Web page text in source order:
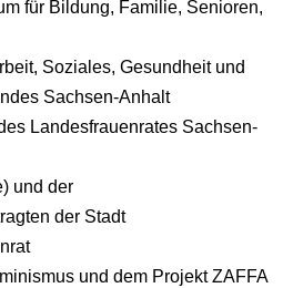
für Bildung, Familie, Senioren,
Soziales, Gesundheit und
Sachsen-Anhalt
Landesfrauenrates Sachsen-
und der
der Stadt
und dem Projekt ZAFFA